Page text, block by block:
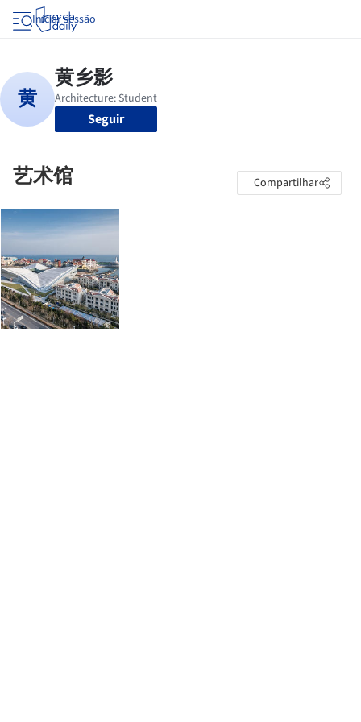
Iniciar sessão
Seguir
艺术馆 Compartilhar